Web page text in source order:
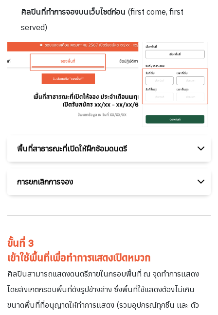
ศิลปินที่ทำการจองบนเว็บไซต์ก่อน (first come, first
served)
พื้นที่สาธารณะที่เปิดให้ฝึกซ้อมดนตรี
การยกเลิกการจอง
ขั้นที่ 3
เข้าใช้พื้นที่เพื่อทำการแสดงเปิดหมวก
ศิลปินสามารถแสดงดนตรีภายในกรอบพื้นที่ ณ จุดทำการเเสดง
โดยสังเกตกรอบพื้นที่ดังรูปข้างล่าง ซึ่งพื้นที่ใ่ช้แสดงต้องไม่เกิน
ขนาดพื้นที่ที่อนุญาตให้ทำการเเสดง (รวมอุปกรณ์ทุกชิ้น เเละ ตัว